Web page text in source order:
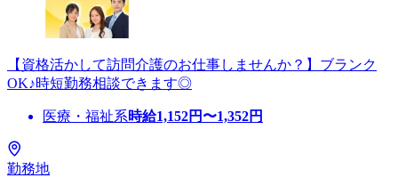
【資格活かして訪問介護のお仕事しませんか？】ブランク
OK♪時短勤務相談できます◎
医療・福祉系時給1,152円〜1,352円
勤務地